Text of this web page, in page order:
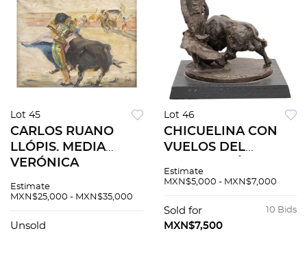
Lot 45
CARLOS RUANO
LLÓPIS. MEDIA
VERÓNICA
LUIS CASTRO “EL
sobre tela. Firmado
Estimate
MXN$25,000 - MXN$35,000
Unsold
Lot 46
CHICUELINA CON
VUELOS DEL
SXX. Fundición en
base de madera
Firmada y fechada:
Estimate
MXN$5,000 - MXN$7,000
10 Bids
Sold for
MXN$7,500